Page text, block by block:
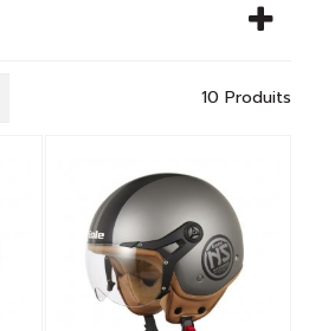
de différents types de
modulables ou des intégraux.
munir, si nécessaire,
de rechangecar c'est un
vous assurer une bonne visibilité
10 Produits